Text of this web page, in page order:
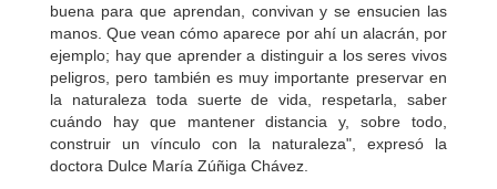
buena para que aprendan, convivan y se ensucien las
manos. Que vean cómo aparece por ahí un alacrán, por
ejemplo; hay que aprender a distinguir a los seres vivos
peligros, pero también es muy importante preservar en
la naturaleza toda suerte de vida, respetarla, saber
cuándo hay que mantener distancia y, sobre todo,
construir un vínculo con la naturaleza", expresó la
doctora Dulce María Zúñiga Chávez.